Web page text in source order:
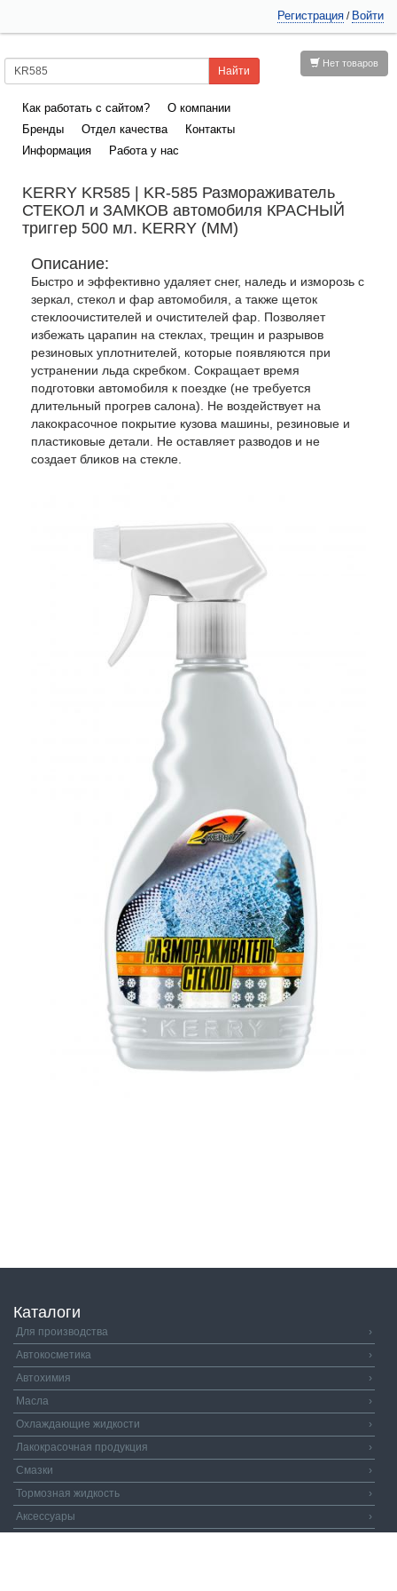
Регистрация / Войти
Нет товаров
Как работать с сайтом?
О компании
Бренды
Отдел качества
Контакты
Информация
Работа у нас
KERRY KR585 | KR-585 Размораживатель
СТЕКОЛ и ЗАМКОВ автомобиля КРАСНЫЙ
триггер 500 мл. KERRY (ММ)
Описание:
Быстро и эффективно удаляет снег, наледь и изморозь с
зеркал, стекол и фар автомобиля, а также щеток
стеклоочистителей и очистителей фар. Позволяет
избежать царапин на стеклах, трещин и разрывов
резиновых уплотнителей, которые появляются при
устранении льда скребком. Сокращает время
подготовки автомобиля к поездке (не требуется
длительный прогрев салона). Не воздействует на
лакокрасочное покрытие кузова машины, резиновые и
пластиковые детали. Не оставляет разводов и не
создает бликов на стекле.
Каталоги
Для производства
›
Автокосметика
›
Автохимия
›
Масла
›
Охлаждающие жидкости
›
Лакокрасочная продукция
›
Смазки
›
Тормозная жидкость
›
Аксессуары
›